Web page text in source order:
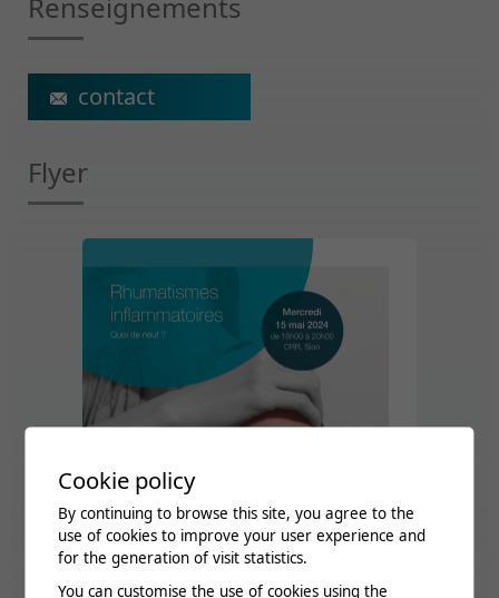
ecs@crr-suva.ch
Flyer
Cookie policy
By continuing to browse this site, you agree to the
use of cookies to improve your user experience and
for the generation of visit statistics.
You can customise the use of cookies using the